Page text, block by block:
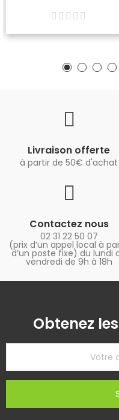
Livraison offerte
à partir de 50€ d'achat
Contactez nous
02 31 22 50 07
(prix d’un appel local à
d’un poste fixe) du lundi
vendredi de 9h à 18h
Obtenez